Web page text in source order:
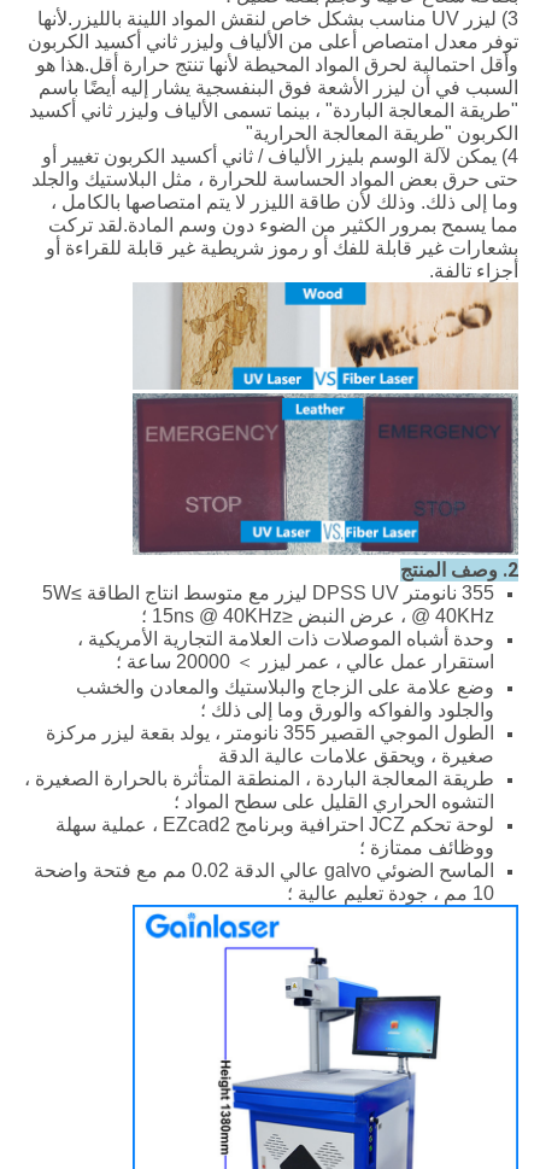
3) ليزر UV مناسب بشكل خاص لنقش المواد اللينة بالليزر.لأنها
توفر معدل امتصاص أعلى من الألياف وليزر ثاني أكسيد الكربون
وأقل احتمالية لحرق المواد المحيطة لأنها تنتج حرارة أقل.هذا هو
السبب في أن ليزر الأشعة فوق البنفسجية يشار إليه أيضًا باسم
"طريقة المعالجة الباردة" ، بينما تسمى الألياف وليزر ثاني أكسيد
الكربون "طريقة المعالجة الحرارية"
4) يمكن لآلة الوسم بليزر الألياف / ثاني أكسيد الكربون تغيير أو
حتى حرق بعض المواد الحساسة للحرارة ، مثل البلاستيك والجلد
وما إلى ذلك. وذلك لأن طاقة الليزر لا يتم امتصاصها بالكامل ،
مما يسمح بمرور الكثير من الضوء دون وسم المادة.لقد تركت
بشعارات غير قابلة للفك أو رموز شريطية غير قابلة للقراءة أو
أجزاء تالفة.
2. وصف المنتج
355 نانومتر DPSS UV ليزر مع متوسط ​​انتاج الطاقة ≥5W
@ 40KHz ، عرض النبض ≤15ns @ 40KHz ؛
وحدة أشباه الموصلات ذات العلامة التجارية الأمريكية ،
استقرار عمل عالي ، عمر ليزر ＞ 20000 ساعة ؛
وضع علامة على الزجاج والبلاستيك والمعادن والخشب
والجلود والفواكه والورق وما إلى ذلك ؛
الطول الموجي القصير 355 نانومتر ، يولد بقعة ليزر مركزة
صغيرة ، ويحقق علامات عالية الدقة
طريقة المعالجة الباردة ، المنطقة المتأثرة بالحرارة الصغيرة ،
التشوه الحراري القليل على سطح المواد ؛
لوحة تحكم JCZ احترافية وبرنامج EZcad2 ، عملية سهلة
ووظائف ممتازة ؛
الماسح الضوئي galvo عالي الدقة 0.02 مم مع فتحة واضحة
10 مم ، جودة تعليم عالية ؛